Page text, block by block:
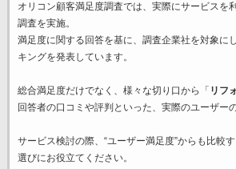
オリコン顧客満足度調査では、実際にサービスを
調査を実施。
満足度に関する回答を基に、調査企業社を対象に
キングを発表しています。
総合満足度だけでなく、様々な切り口から「 リフ
回答者の口コミや評判といった、実際のユーザー
サービス検討の際、“ユーザー満足度”からも比較す
選びにお役立てください。